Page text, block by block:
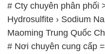
# Cty chuyên phân phối
Hydrosulfite › Sodium
Maoming Trung Quốc
# Nơi chuyên cung cấp